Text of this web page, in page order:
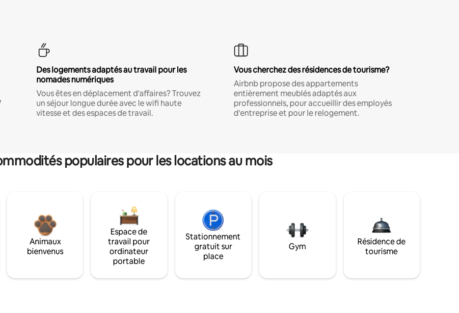
Des logements adaptés au travail pour les
nomades numériques
Vous êtes en déplacement d'affaires? Trouvez
un séjour longue durée avec le wifi haute
vitesse et des espaces de travail.
Vous cherchez des résidences de tourisme?
Airbnb propose des appartements
entièrement meublés adaptés aux
professionnels, pour accueillir des employés
d'entreprise et pour le relogement.
populaires pour les locations au mois
Animaux
bienvenus
Espace de
travail pour
ordinateur
portable
Stationnement
gratuit sur
place
Gym
Résidence de
tourisme